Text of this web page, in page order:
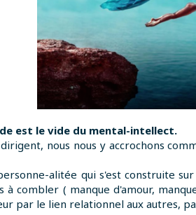
est le vide du mental-intellect.
nous nous y accrochons
alitée qui s'est construite
à combler ( manque d'amour,
par le lien relationnel aux autres,